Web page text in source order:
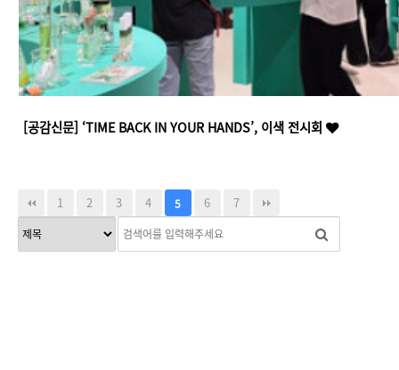
[공감신문] ‘TIME BACK IN YOUR HANDS’, 이색 전시회
1 2 3 4 5 6 7